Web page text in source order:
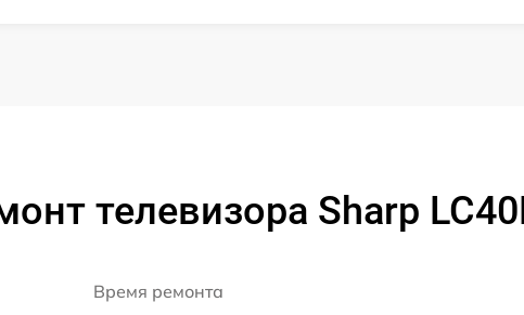
телевизора Sharp
Время ремонта